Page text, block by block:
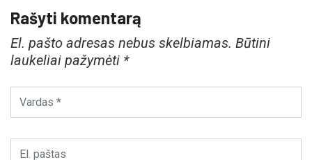
Rašyti komentarą
El. pašto adresas nebus skelbiamas. Būtini
laukeliai pažymėti *